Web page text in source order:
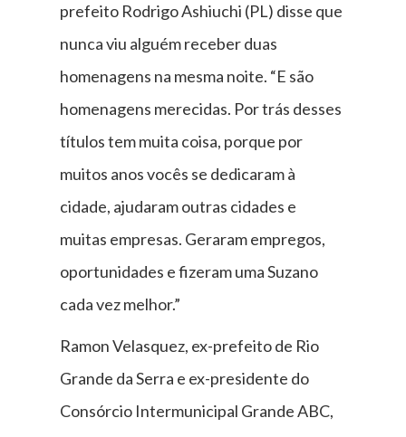
prefeito Rodrigo Ashiuchi (PL) disse que
nunca viu alguém receber duas
homenagens na mesma noite. “E são
homenagens merecidas. Por trás desses
títulos tem muita coisa, porque por
muitos anos vocês se dedicaram à
cidade, ajudaram outras cidades e
muitas empresas. Geraram empregos,
oportunidades e fizeram uma Suzano
cada vez melhor.”
Ramon Velasquez, ex-prefeito de Rio
Grande da Serra e ex-presidente do
Consórcio Intermunicipal Grande ABC,